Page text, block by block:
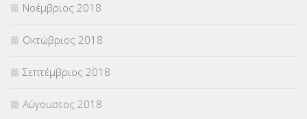
Νοέμβριος 2018
Οκτώβριος 2018
Σεπτέμβριος 2018
Αύγουστος 2018